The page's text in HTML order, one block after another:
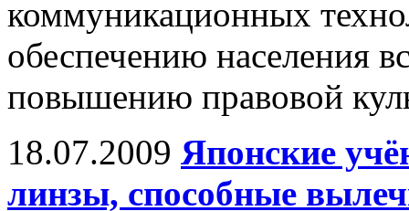
коммуникационных
обеспечению населения
повышению правовой
18.07.2009 Японские
линзы, способные